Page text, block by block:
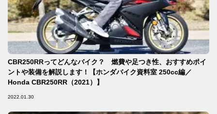
CBR250RRってどんなバイク？ 燃費や足つき性、おすすめポイ
ントや装備を解説します！【ホンダバイク資料室 250cc編／
Honda CBR250RR（2021）】
2022.01.30